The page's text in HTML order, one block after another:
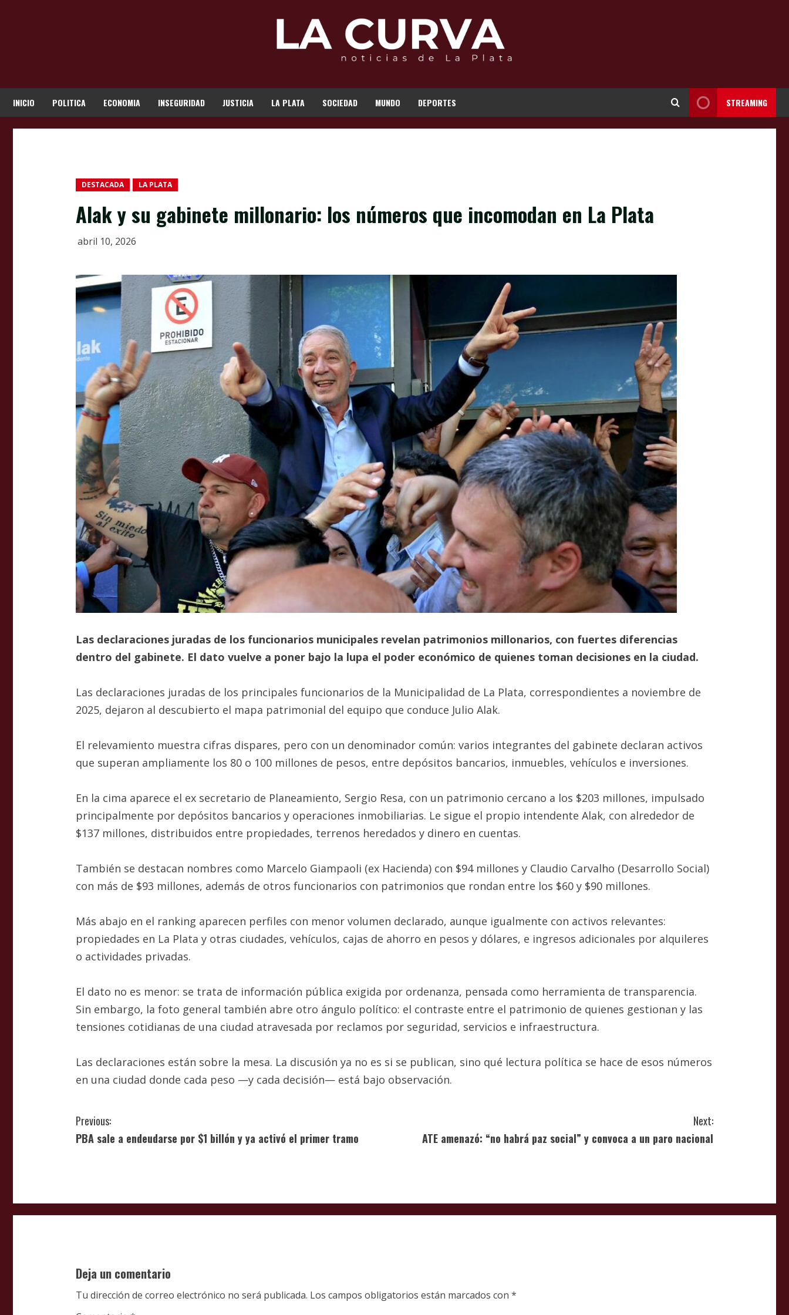
INICIO POLITICA ECONOMIA INSEGURIDAD JUSTICIA LA PLATA SOCIEDAD MUNDO DEPORTES STREAMING
DESTACADA LA PLATA
Alak y su gabinete millonario: los números que incomodan en La Plata
abril 10, 2026
Las declaraciones juradas de los funcionarios municipales revelan patrimonios millonarios, con fuertes diferencias
dentro del gabinete. El dato vuelve a poner bajo la lupa el poder económico de quienes toman decisiones en la ciudad.
Las declaraciones juradas de los principales funcionarios de la Municipalidad de La Plata, correspondientes a noviembre de
2025, dejaron al descubierto el mapa patrimonial del equipo que conduce Julio Alak.
El relevamiento muestra cifras dispares, pero con un denominador común: varios integrantes del gabinete declaran activos
que superan ampliamente los 80 o 100 millones de pesos, entre depósitos bancarios, inmuebles, vehículos e inversiones.
En la cima aparece el ex secretario de Planeamiento, Sergio Resa, con un patrimonio cercano a los $203 millones, impulsado
principalmente por depósitos bancarios y operaciones inmobiliarias. Le sigue el propio intendente Alak, con alrededor de
$137 millones, distribuidos entre propiedades, terrenos heredados y dinero en cuentas.
También se destacan nombres como Marcelo Giampaoli (ex Hacienda) con $94 millones y Claudio Carvalho (Desarrollo Social)
con más de $93 millones, además de otros funcionarios con patrimonios que rondan entre los $60 y $90 millones.
Más abajo en el ranking aparecen perfiles con menor volumen declarado, aunque igualmente con activos relevantes:
propiedades en La Plata y otras ciudades, vehículos, cajas de ahorro en pesos y dólares, e ingresos adicionales por alquileres
o actividades privadas.
El dato no es menor: se trata de información pública exigida por ordenanza, pensada como herramienta de transparencia.
Sin embargo, la foto general también abre otro ángulo político: el contraste entre el patrimonio de quienes gestionan y las
tensiones cotidianas de una ciudad atravesada por reclamos por seguridad, servicios e infraestructura.
Las declaraciones están sobre la mesa. La discusión ya no es si se publican, sino qué lectura política se hace de esos números
en una ciudad donde cada peso —y cada decisión— está bajo observación.
C
o
t
i
u
e
Previous:
PBA sale a endeudarse por $1 billón y ya activó el primer tramo
Next:
ATE amenazó: “no habrá paz social” y convoca a un paro nacional
Deja un comentario
Tu dirección de correo electrónico no será publicada. Los campos obligatorios están marcados con *